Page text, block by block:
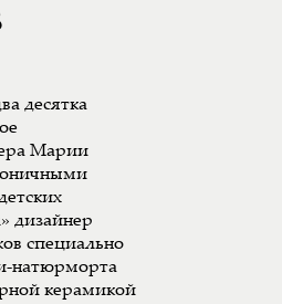
десятка
Марии
дизайнер
специально
натюрморта
керамикой